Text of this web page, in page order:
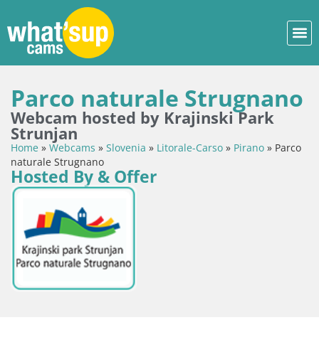
Parco naturale Strugnano
Webcam hosted by Krajinski Park
Strunjan
Home » Webcams » Slovenia » Litorale-Carso » Pirano » Parco
naturale Strugnano
Hosted By & Offer